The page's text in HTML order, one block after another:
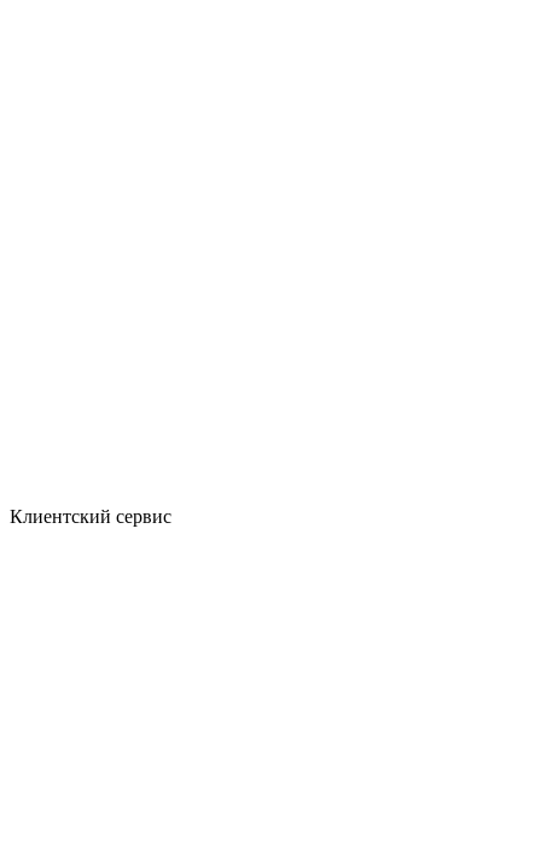
Клиентский сервис